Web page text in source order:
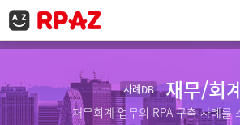
사례DB 재무/회
재무회계 업무의 RPA 구축 사례를